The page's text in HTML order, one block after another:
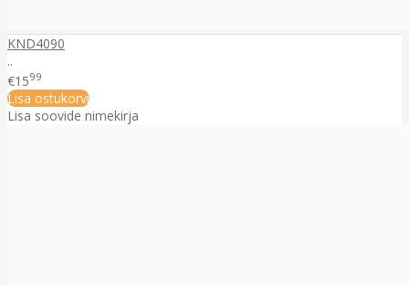
KND4090
..
€1599
Lisa ostukorvi
Lisa soovide nimekirja